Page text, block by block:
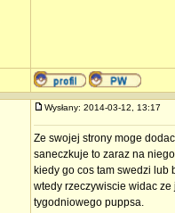
Wysłany: 2014-03-12, 13:17
Ze swojej strony moge
saneczkuje to zaraz na
kiedy go cos tam swedzi lub
wtedy rzeczywiscie widac
tygodniowego puppsa.